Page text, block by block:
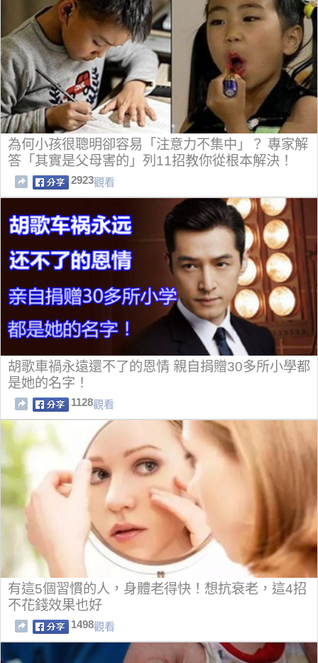
為何小孩很聰明卻容易「注意力不集中」？ 專家解
答「其實是父母害的」列11招教你從根本解決！
2923觀看
胡歌車禍永遠還不了的恩情 親自捐贈30多所小學都
是她的名字！
1128觀看
有這5個習慣的人，身體老得快！想抗衰老，這4招
不花錢效果也好
1498觀看